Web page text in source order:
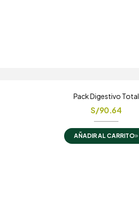
Pack Digestivo Total
S/90.64
AÑADIR AL CARRITO